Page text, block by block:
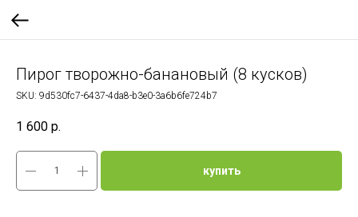
Пирог творожно-банановый (8 кусков)
SKU: 9d530fc7-6437-4da8-b3e0-3a6b6fe724b7
1 600 р.
купить